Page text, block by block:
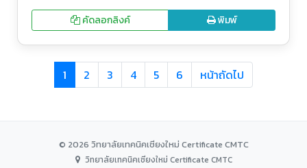
คัดลอกลิงค์ พิมพ์
1 2 3 4 5 6 หน้าถัดไป
© 2026 วิทยาลัยเทคนิคเชียงใหม่ Certificate CMTC
วิทยาลัยเทคนิคเชียงใหม่ Certificate CMTC